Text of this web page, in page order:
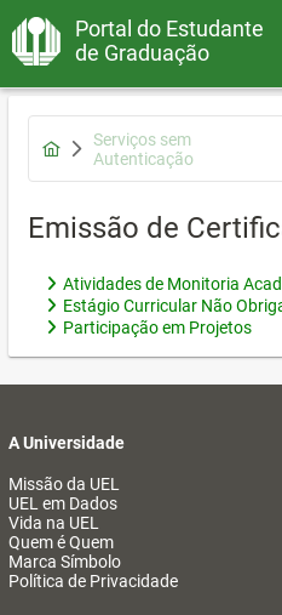
Portal do Estudante
de Graduação
Serviços sem
Autenticação
Emissão de
Atividades de Monitoria
Estágio Curricular Não
Participação em Projetos
A Universidade
Missão da UEL
UEL em Dados
Vida na UEL
Quem é Quem
Marca Símbolo
Política de Privacidade